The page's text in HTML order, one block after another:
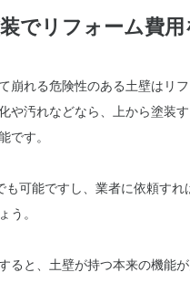
でリフォーム費用
崩れる危険性のある土壁はリ
や汚れなどなら、上から塗装
です。
も可能ですし、業者に依頼すれ
う。
ると、土壁が持つ本来の機能